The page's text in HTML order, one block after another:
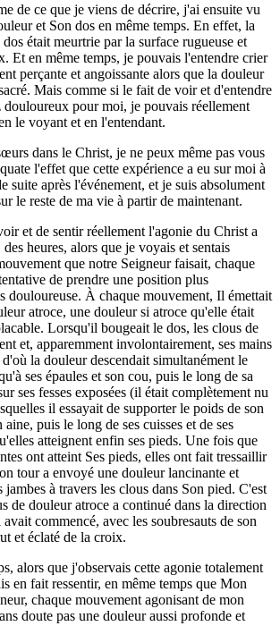
de ce que je viens de décrire, j'ai ensuite vu
et Son dos en même temps. En effet, la
était meurtrie par la surface rugueuse et
Et en même temps, je pouvais l'entendre crier
perçante et angoissante alors que la douleur
Mais comme si le fait de voir et d'entendre
douloureux pour moi, je pouvais réellement
le voyant et en l'entendant.
dans le Christ, je ne peux même pas vous
l'effet que cette expérience a eu sur moi à
suite après l'événement, et je suis absolument
le reste de ma vie à partir de maintenant.
et de sentir réellement l'agonie du Christ a
heures, alors que je voyais et sentais
que notre Seigneur faisait, chaque
de prendre une position plus
douloureuse. À chaque mouvement, Il émettait
atroce, une douleur si atroce qu'elle était
Lorsqu'il bougeait le dos, les clous de
et, apparemment involontairement, ses mains
la douleur descendait simultanément le
ses épaules et son cou, puis le long de sa
ses fesses exposées (il était complètement nu
il essayait de supporter le poids de son
aine, puis le long de ses cuisses et de ses
atteignent enfin ses pieds. Une fois que
ont atteint Ses pieds, elles ont fait tressaillir
tour a envoyé une douleur lancinante et
jambes à travers les clous dans Son pied. C'est
de douleur atroce a continué dans la direction
commencé, avec les soubresauts de son
et éclaté de la croix.
alors que j'observais cette agonie totalement
en fait ressentir, en même temps que Mon
chaque mouvement agonisant de mon
doute pas une douleur aussi profonde et